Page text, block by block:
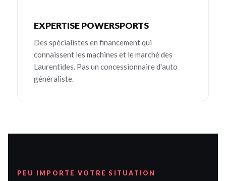
EXPERTISE POWERSPORTS
Des spécialistes en financement qui
connaissent les machines et le marché des
Laurentides. Pas un concessionnaire d'auto
généraliste.
PEU IMPORTE VOTRE SITUATION